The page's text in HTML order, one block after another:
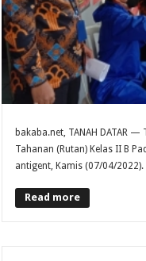
bakaba.net, TANAH DATAR
Tahanan (Rutan) Kelas II B
antigent, Kamis (07/04/2022).
Read more